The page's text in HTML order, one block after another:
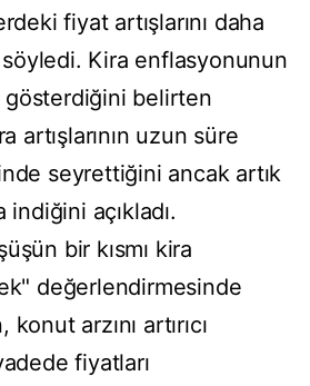
fiyat artışlarını daha
Kira enflasyonunun
gösterdiğini belirten
artışlarının uzun süre
seyrettiğini ancak artık
açıkladı.
bir kısmı kira
değerlendirmesinde
arzını artırıcı
fiyatları